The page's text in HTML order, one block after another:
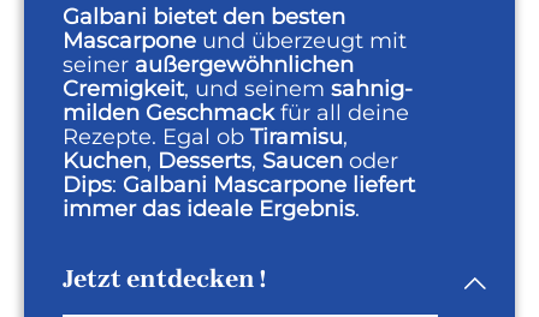
Galbani bietet den besten
Mascarpone und überzeugt mit
seiner außergewöhnlichen
Cremigkeit, und seinem sahnig-
milden Geschmackfür all deine
Rezepte. Egal ob Tiramisu,
Kuchen, Desserts, Saucen oder
Dips: Galbani Mascarpone liefert
immer das ideale Ergebnis.
Jetzt entdecken !